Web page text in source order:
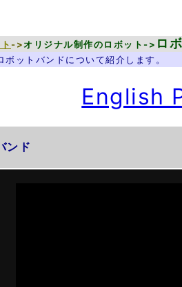
->オリジナル制作のロボット-> ロ
ボットバンドについて紹介します。
English
ンド